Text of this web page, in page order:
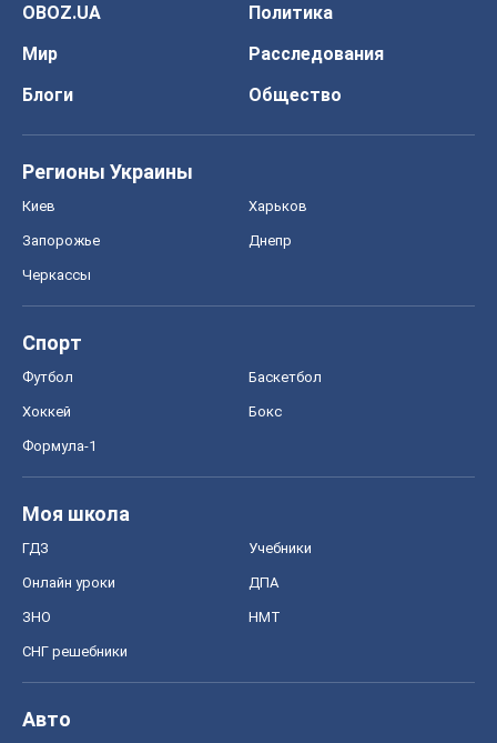
OBOZ.UA
Политика
Мир
Расследования
Блоги
Общество
Регионы Украины
Киев Харьков
Запорожье Днепр
Черкассы
Спорт
Футбол Баскетбол
Хоккей Бокс
Формула-1
Моя школа
ГДЗ Учебники
Онлайн уроки ДПА
ЗНО НМТ
СНГ решебники
Авто